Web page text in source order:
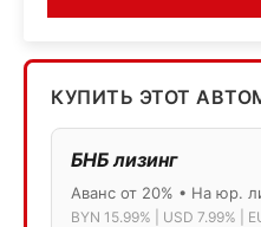
КУПИТЬ ЭТОТ
БНБ лизинг
Аванс от 20% • На юр.
BYN 15.99% | USD 7.99% |